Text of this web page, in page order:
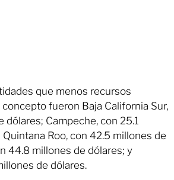
que menos recursos
fueron Baja California Sur,
dólares; Campeche, con 25.1
Roo, con 42.5 millones de
44.8 millones de dólares; y
de dólares.